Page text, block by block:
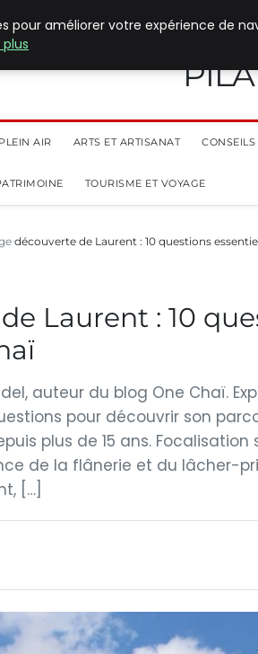
AIR ARTS ET ARTISANAT
TOURISME ET VOYAGE
découverte de Laurent : 10 questions
Laurent : 10
auteur du blog One Chaï.
pour découvrir son
plus de 15 ans.
de la flânerie et du lâcher-
[…]
pour améliorer votre expérience de
plus